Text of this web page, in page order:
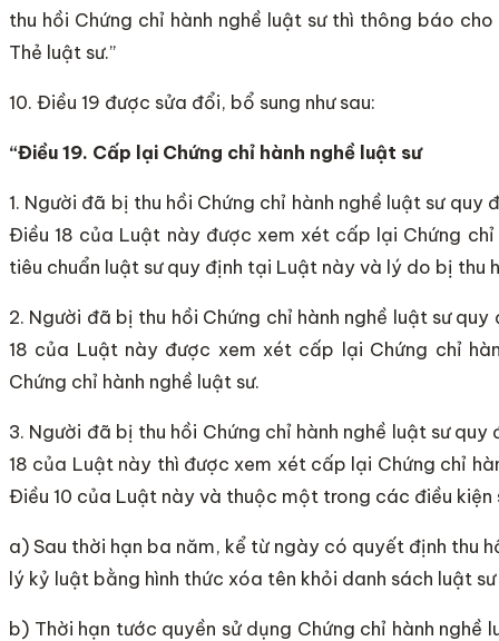
thu hồi Chứng chỉ hành nghề luật sư thì thông báo
Thẻ luật sư.”
10. Điều 19 được sửa đổi, bổ sung như sau:
“Điều 19. Cấp lại Chứng chỉ hành nghề luật sư
1. Người đã bị thu hồi Chứng chỉ hành nghề luật sư
Điều 18 của Luật này được xem xét cấp lại Chứng
tiêu chuẩn luật sư quy định tại Luật này và lý do bị thu
2. Người đã bị thu hồi Chứng chỉ hành nghề luật sư
18 của Luật này được xem xét cấp lại Chứng chỉ
Chứng chỉ hành nghề luật sư.
3. Người đã bị thu hồi Chứng chỉ hành nghề luật sư
18 của Luật này thì được xem xét cấp lại Chứng chỉ
Điều 10 của Luật này và thuộc một trong các điều kiện
a) Sau thời hạn ba năm, kể từ ngày có quyết định thu
lý kỷ luật bằng hình thức xóa tên khỏi danh sách luật
b) Thời hạn tước quyền sử dụng Chứng chỉ hành